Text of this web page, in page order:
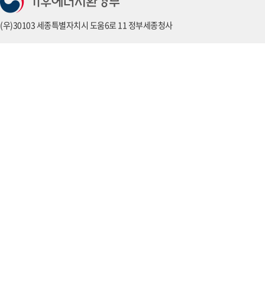
(우)30103 세종특별자치시 도움6로 11 정부세종청사